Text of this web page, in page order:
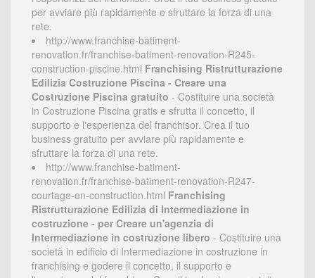
per avviare più rapidamente e sfruttare la forza di una
rete.
http://www.franchise-batiment-
renovation.fr/franchise-batiment-renovation-R245-
construction-piscine.html Franchising Ristrutturazione
Edilizia Costruzione Piscina - Creare una
Costruzione Piscina gratuito - Costituire una società
in Costruzione Piscina gratis e sfrutta il concetto, il
supporto e l'esperienza del franchisor. Crea il tuo
business gratuito per avviare più rapidamente e
sfruttare la forza di una rete.
http://www.franchise-batiment-
renovation.fr/franchise-batiment-renovation-R247-
courtage-en-construction.html Franchising
Ristrutturazione Edilizia di Intermediazione in
costruzione - per Creare un'agenzia di
Intermediazione in costruzione libero - Costituire una
società in edificio di Intermediazione in costruzione in
franchising e godere il concetto, il supporto e